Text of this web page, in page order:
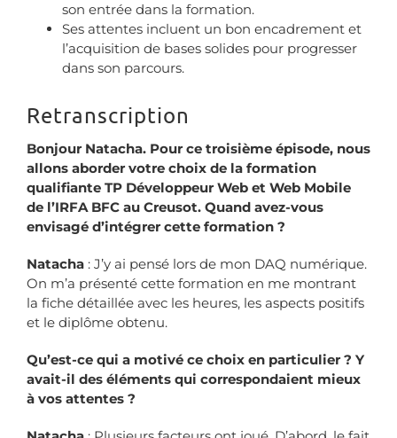
son entrée dans la formation.
Ses attentes incluent un bon encadrement et
l’acquisition de bases solides pour progresser
dans son parcours.
Retranscription
Bonjour Natacha. Pour ce troisième épisode, nous
allons aborder votre choix de la formation
qualifiante TP Développeur Web et Web Mobile
de l’IRFA BFC au Creusot. Quand avez-vous
envisagé d’intégrer cette formation ?
Natacha : J’y ai pensé lors de mon DAQ numérique.
On m’a présenté cette formation en me montrant
la fiche détaillée avec les heures, les aspects positifs
et le diplôme obtenu.
Qu’est-ce qui a motivé ce choix en particulier ? Y
avait-il des éléments qui correspondaient mieux
à vos attentes ?